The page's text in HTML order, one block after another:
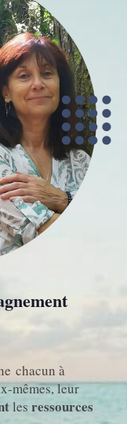
chacun à
mêmes, leur
les ressources